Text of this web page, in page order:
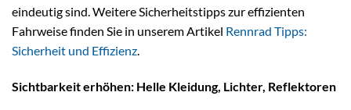
eindeutig sind. Weitere Sicherheitstipps zur effizienten
Fahrweise finden Sie in unserem Artikel Rennrad Tipps:
Sicherheit und Effizienz.
Sichtbarkeit erhöhen: Helle Kleidung, Lichter, Reflektoren